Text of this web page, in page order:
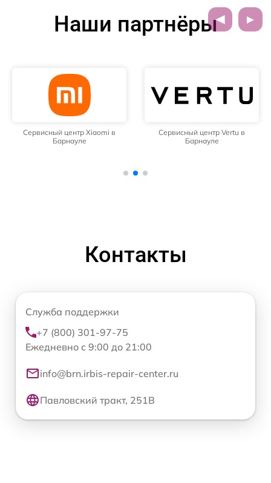
Наши партнёры
Сервисный центр Xiaomi в
Барнауле
Сервисный центр Vertu в
Барнауле
Контакты
Служба поддержки
+7 (800) 301-97-75
Ежедневно с 9:00 до 21:00
info@brn.irbis-repair-center.ru
Павловский тракт, 251В